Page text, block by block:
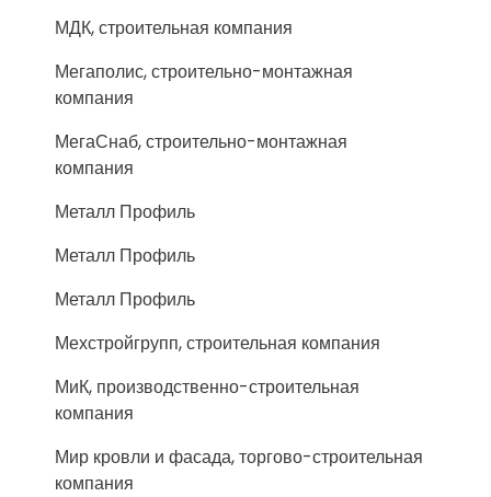
МДК, строительная компания
Мегаполис, строительно-монтажная
компания
МегаСнаб, строительно-монтажная
компания
Металл Профиль
Металл Профиль
Металл Профиль
Мехстройгрупп, строительная компания
МиК, производственно-строительная
компания
Мир кровли и фасада, торгово-строительная
компания